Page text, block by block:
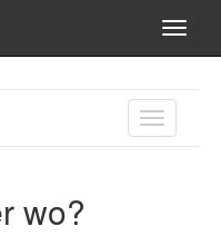
TOGGLE
wo?